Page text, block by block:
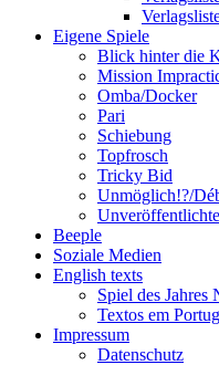
Eigene Spiele
Blick hinter die
Mission
Omba/Docker
Pari
Schiebung
Topfrosch
Tricky Bid
Unmöglich!?/
Beeple
Soziale Medien
English texts
Spiel des
Textos em
Impressum
Datenschutz